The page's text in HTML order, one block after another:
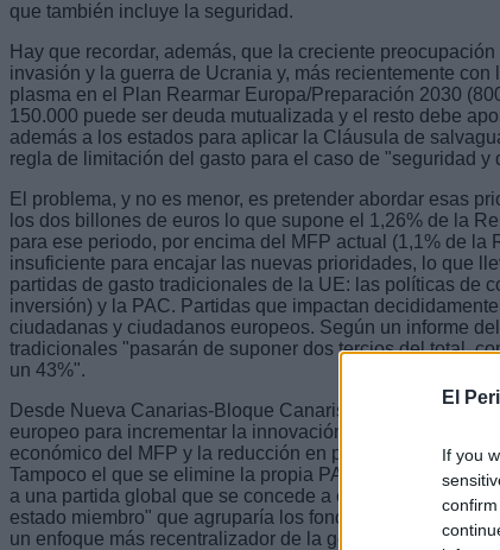
El
If you
que también incluye la seguridad.
Hay que recordar, además, que la creciente
invasión y la guerra de Ucrania y, más recientemente
plasma en el Plan Rearmar Europa/Preparación 2030
150.000 puede ser deuda mutualizada y el resto debe
además a los estados para aplicar la Cláusula de
regla de limitación del gasto para el caso de "seguridad y
El problema, y no es menor, es pretender abordar esas
los dos billones de euros lo que supone el 1,26% de la
para ese periodo, por encima del MFP actual (1,1% de la
insuficiente para encajar las nuevas prioridades, lo que
partidas de gasto tradicionales de la UE: las políticas de
inversión) y la PAC. Partidas que impactan
ciudadanas y ciudadanos europeos. Según un informe
tradicionales "pasarán de suponer dos tercios del total,
un 43%".
Desde Nueva Canarias-Bloque Canarista (NC-bc)
europeo para incrementar la innovación y la
económico del MFP y la reducción en políticas de
Tampoco el que se elimine la propia PAC como política
a una partida global que se concede a cada Estado.
estado miembro" que agruparía los fondos de cohesión,
un enfoque más recentralizador de la gestión del